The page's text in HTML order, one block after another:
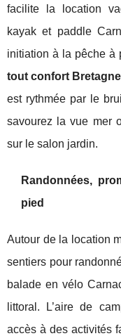
facilite la location
kayak et paddle
initiation à la pêche à
tout confort Bretagne
est rythmée par le
savourez la vue mer
sur le salon jardin.
Randonnées,
pied
Autour de la location
sentiers pour
balade en vélo
littoral. L’aire de
accès à des activités